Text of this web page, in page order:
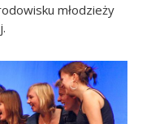
młodzieży